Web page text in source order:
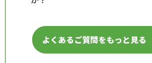
よくあるご質問をもっと見る